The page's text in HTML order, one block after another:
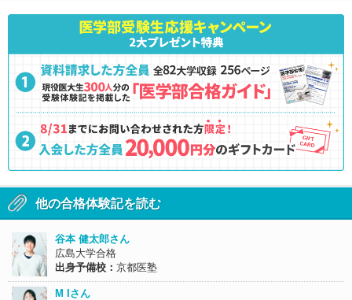
他の合格体験記を読む
谷本 健太郎さん
広島大学合格
出身予備校： 京都医塾
M Iさん